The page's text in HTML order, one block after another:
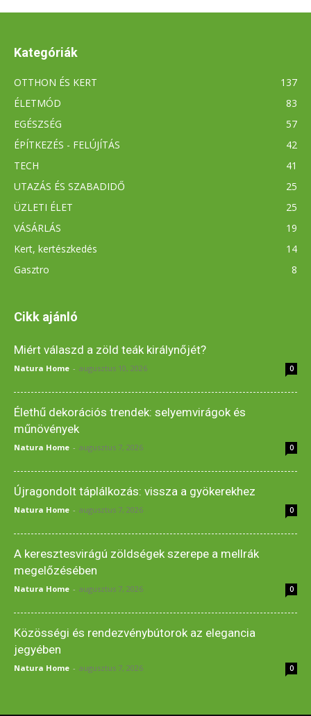
Kategóriák
OTTHON ÉS KERT
137
ÉLETMÓD
83
EGÉSZSÉG
57
ÉPÍTKEZÉS - FELÚJÍTÁS
42
TECH
41
UTAZÁS ÉS SZABADIDŐ
25
ÜZLETI ÉLET
25
VÁSÁRLÁS
19
Kert, kertészkedés
14
Gasztro
8
Cikk ajánló
Miért válaszd a zöld teák királynőjét?
Natura Home - augusztus 10, 2026 0
Élethű dekorációs trendek: selyemvirágok és
műnövények
Natura Home - augusztus 7, 2026 0
Újragondolt táplálkozás: vissza a gyökerekhez
Natura Home - augusztus 7, 2026 0
A keresztesvirágú zöldségek szerepe a mellrák
megelőzésében
Natura Home - augusztus 7, 2026 0
Közösségi és rendezvénybútorok az elegancia
jegyében
Natura Home - augusztus 7, 2026 0